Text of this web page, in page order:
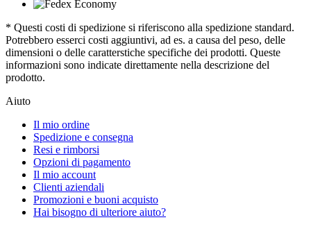
* Questi costi di spedizione si riferiscono alla spedizione standard.
Potrebbero esserci costi aggiuntivi, ad es. a causa del peso, delle
dimensioni o delle caratterstiche specifiche dei prodotti. Queste
informazioni sono indicate direttamente nella descrizione del
prodotto.
Aiuto
Il mio ordine
Spedizione e consegna
Resi e rimborsi
Opzioni di pagamento
Il mio account
Clienti aziendali
Promozioni e buoni acquisto
Hai bisogno di ulteriore aiuto?